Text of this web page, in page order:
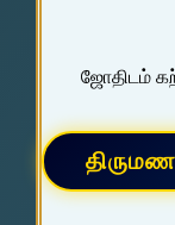
ஜோதிடம்